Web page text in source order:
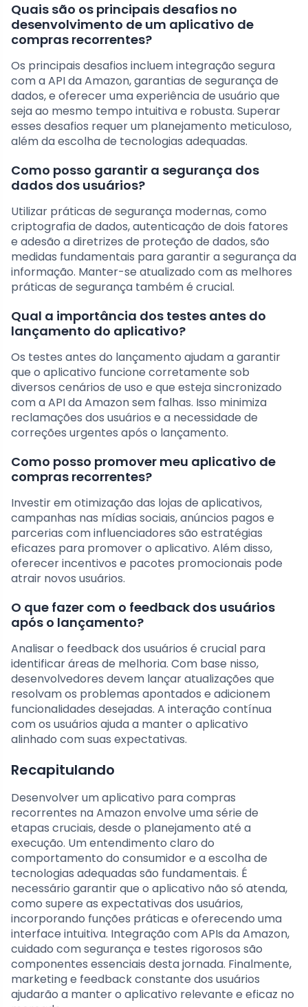
Quais são os principais desafios no
desenvolvimento de um aplicativo de
compras recorrentes?
Os principais desafios incluem integração segura
com a API da Amazon, garantias de segurança de
dados, e oferecer uma experiência de usuário que
seja ao mesmo tempo intuitiva e robusta. Superar
esses desafios requer um planejamento meticuloso,
além da escolha de tecnologias adequadas.
Como posso garantir a segurança dos
dados dos usuários?
Utilizar práticas de segurança modernas, como
criptografia de dados, autenticação de dois fatores
e adesão a diretrizes de proteção de dados, são
medidas fundamentais para garantir a segurança da
informação. Manter-se atualizado com as melhores
práticas de segurança também é crucial.
Qual a importância dos testes antes do
lançamento do aplicativo?
Os testes antes do lançamento ajudam a garantir
que o aplicativo funcione corretamente sob
diversos cenários de uso e que esteja sincronizado
com a API da Amazon sem falhas. Isso minimiza
reclamações dos usuários e a necessidade de
correções urgentes após o lançamento.
Como posso promover meu aplicativo de
compras recorrentes?
Investir em otimização das lojas de aplicativos,
campanhas nas mídias sociais, anúncios pagos e
parcerias com influenciadores são estratégias
eficazes para promover o aplicativo. Além disso,
oferecer incentivos e pacotes promocionais pode
atrair novos usuários.
O que fazer com o feedback dos usuários
após o lançamento?
Analisar o feedback dos usuários é crucial para
identificar áreas de melhoria. Com base nisso,
desenvolvedores devem lançar atualizações que
resolvam os problemas apontados e adicionem
funcionalidades desejadas. A interação contínua
com os usuários ajuda a manter o aplicativo
alinhado com suas expectativas.
Recapitulando
Desenvolver um aplicativo para compras
recorrentes na Amazon envolve uma série de
etapas cruciais, desde o planejamento até a
execução. Um entendimento claro do
comportamento do consumidor e a escolha de
tecnologias adequadas são fundamentais. É
necessário garantir que o aplicativo não só atenda,
como supere as expectativas dos usuários,
incorporando funções práticas e oferecendo uma
interface intuitiva. Integração com APIs da Amazon,
cuidado com segurança e testes rigorosos são
componentes essenciais desta jornada. Finalmente,
marketing e feedback constante dos usuários
ajudarão a manter o aplicativo relevante e eficaz no